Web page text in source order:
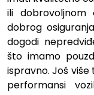
ili dobrovoljnom
dobrog
dogodi
što imamo
ispravno. Još
performansi